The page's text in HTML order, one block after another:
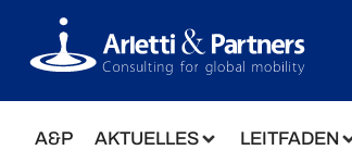
A&P AKTUELLES LEITFADEN